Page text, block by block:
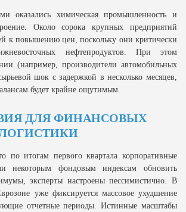
оказались химическая промышленность и
Около сорока крупных предприятий
к повышению цен, поскольку они критически
нефтепродуктов. При этом
(например, производители автомобильных
шок с задержкой в несколько месяцев,
будет крайне ощутимым.
ДЛЯ ФИНАНСОВЫХ
по итогам первого квартала корпоративные
некоторым фондовым индексам обновить
эксперты настроены пессимистично. В
уже фиксируется массовое ухудшение
отчетные периоды. Истинные масштабы